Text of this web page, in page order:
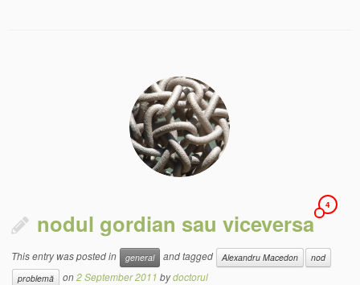
nodul gordian sau viceversa
4
This entry was posted in general and tagged Alexandru Macedon
nod
problemă
on2 September 2011 bydoctorul